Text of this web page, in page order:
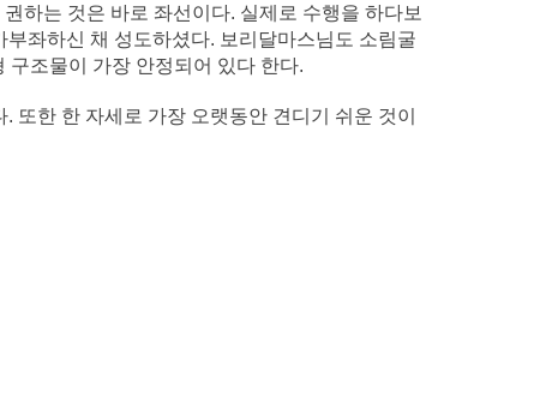
하는 것은 바로 좌선이다. 실제로 수행을 하다보
좌하신 채 성도하셨다. 보리달마스님도 소림굴
구조물이 가장 안정되어 있다 한다.
또한 한 자세로 가장 오랫동안 견디기 쉬운 것이